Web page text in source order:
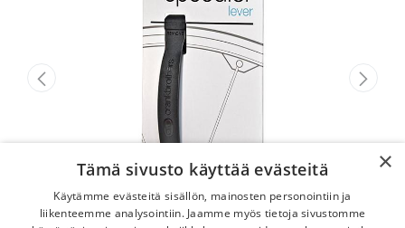
×
Tämä sivusto käyttää evästeitä
Käytämme evästeitä sisällön, mainosten personointiin ja
liikenteemme analysointiin. Jaamme myös tietoja sivustomme